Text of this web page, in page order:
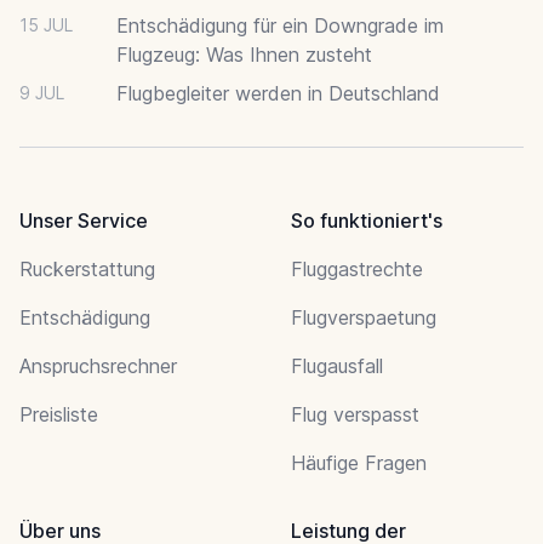
15 JUL
Entschädigung für ein Downgrade im
Flugzeug: Was Ihnen zusteht
9 JUL Flugbegleiter werden in Deutschland
Unser Service
Ruckerstattung
Entschädigung
Anspruchsrechner
Preisliste
So funktioniert's
Fluggastrechte
Flugverspaetung
Flugausfall
Flug verspasst
Häufige Fragen
Über uns
Leistung der